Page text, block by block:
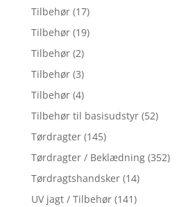
Tilbehør (17)
Tilbehør (19)
Tilbehør (2)
Tilbehør (3)
Tilbehør (4)
Tilbehør til basisudstyr (52)
Tørdragter (145)
Tørdragter / Beklædning (352)
Tørdragtshandsker (14)
UV jagt / Tilbehør (141)